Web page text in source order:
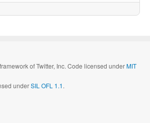
of Twitter, Inc. Code licensed underMIT
underSIL OFL 1.1.